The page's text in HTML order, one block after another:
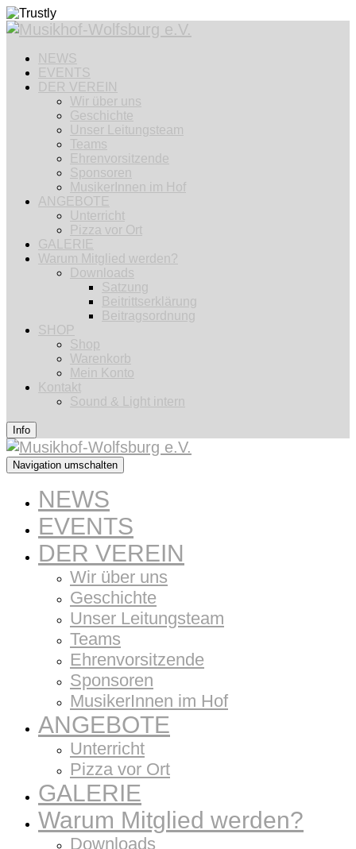
NEWS
EVENTS
DER VEREIN
Wir über uns
Geschichte
Unser Leitungsteam
Teams
Ehrenvorsitzende
Sponsoren
MusikerInnen im Hof
ANGEBOTE
Unterricht
Pizza vor Ort
GALERIE
Warum Mitglied werden?
Downloads
Satzung
Beitrittserklärung
Beitragsordnung
SHOP
Shop
Warenkorb
Mein Konto
Kontakt
Sound & Light intern
Info
Navigation umschalten
NEWS
EVENTS
DER VEREIN
Wir über uns
Geschichte
Unser Leitungsteam
Teams
Ehrenvorsitzende
Sponsoren
MusikerInnen im Hof
ANGEBOTE
Unterricht
Pizza vor Ort
GALERIE
Warum Mitglied werden?
Downloads